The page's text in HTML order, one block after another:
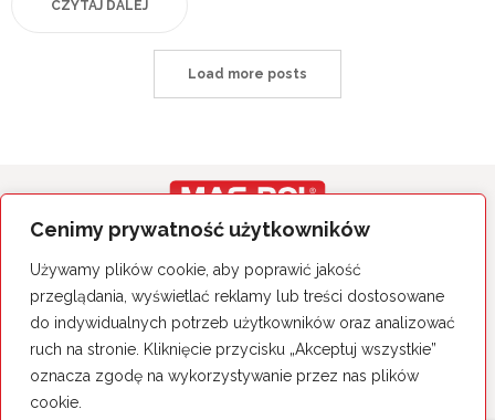
Cenimy prywatność użytkowników
Używamy plików cookie, aby poprawić jakość
przeglądania, wyświetlać reklamy lub treści dostosowane
do indywidualnych potrzeb użytkowników oraz analizować
ruch na stronie. Kliknięcie przycisku „Akceptuj wszystkie”
oznacza zgodę na wykorzystywanie przez nas plików
cookie.
CZYTAJ DALEJ
Load more posts
MAS-POL Sp. z o.o. Sp. k.
26-060 Chęciny, ul. Sitkówka 50
tel. 41 344 25 14